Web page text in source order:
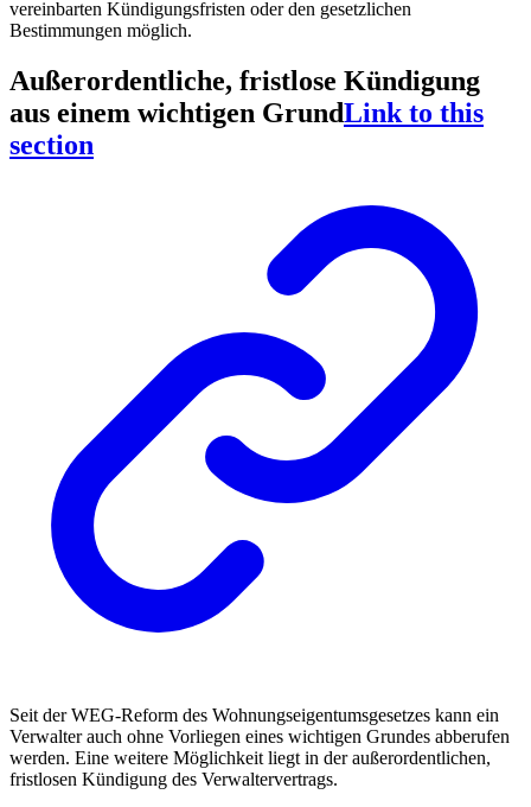
vereinbarten Kündigungsfristen oder den gesetzlichen
Bestimmungen möglich.
Außerordentliche, fristlose Kündigung
aus einem wichtigen GrundLink to this
section
Seit der WEG-Reform des Wohnungseigentumsgesetzes kann ein
Verwalter auch ohne Vorliegen eines wichtigen Grundes abberufen
werden. Eine weitere Möglichkeit liegt in der außerordentlichen,
fristlosen Kündigung des Verwaltervertrags.